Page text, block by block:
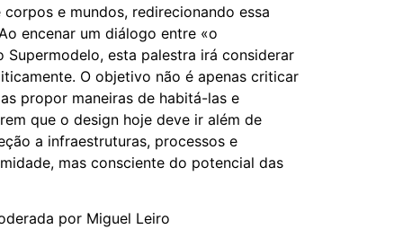
e mundos, redirecionando essa
encenar um diálogo entre «o
esta palestra irá considerar
O objetivo não é apenas criticar
propor maneiras de habitá-las e
que o design hoje deve ir além de
a infraestruturas, processos e
mas consciente do potencial das
por Miguel Leiro